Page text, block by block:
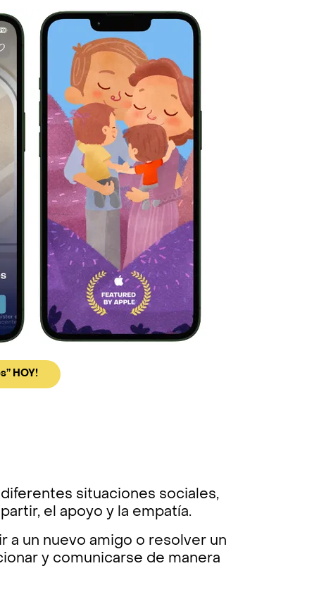
HOY!
situaciones sociales,
el apoyo y la empatía.
a un nuevo amigo o resolver un
y comunicarse de manera